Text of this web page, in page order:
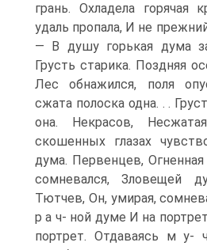
грань. Охладела горячая
удаль пропала, И не
— В душу горькая дума
Грусть старика. Поздняя
Лес обнажился, поля
сжата полоска одна. . .
она. Некрасов,
скошенных глазах
дума. Первенцев,
сомневался, Зловещей
Тютчев, Он, умирая,
р а ч- ной думе И на
портрет. Отдаваясь м у-